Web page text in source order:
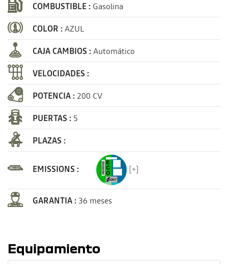
COMBUSTIBLE : Gasolina
COLOR : AZUL
CAJA CAMBIOS : Automático
VELOCIDADES :
POTENCIA : 200 CV
PUERTAS : 5
PLAZAS :
EMISSIONS : [+]
GARANTIA : 36 meses
Equipamiento